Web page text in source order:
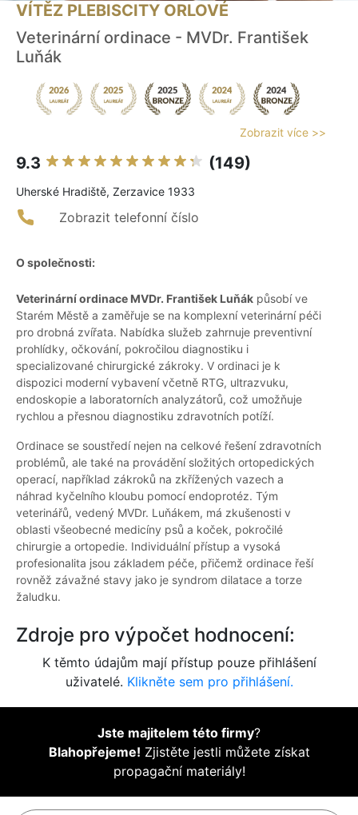
VÍTĚZ PLEBISCITY ORLOVÉ
Veterinární ordinace - MVDr. František
Luňák
Zobrazit více >>
9.3 (149)
Uherské Hradiště, Zerzavice 1933
Zobrazit telefonní číslo
O společnosti:
Veterinární ordinace MVDr. František Luňák působí ve
Starém Městě a zaměřuje se na komplexní veterinární péči
pro drobná zvířata. Nabídka služeb zahrnuje preventivní
prohlídky, očkování, pokročilou diagnostiku i
specializované chirurgické zákroky. V ordinaci je k
dispozici moderní vybavení včetně RTG, ultrazvuku,
endoskopie a laboratorních analyzátorů, což umožňuje
rychlou a přesnou diagnostiku zdravotních potíží.
Ordinace se soustředí nejen na celkové řešení zdravotních
problémů, ale také na provádění složitých ortopedických
operací, například zákroků na zkřížených vazech a
náhrad kyčelního kloubu pomocí endoprotéz. Tým
veterinářů, vedený MVDr. Luňákem, má zkušenosti v
oblasti všeobecné medicíny psů a koček, pokročilé
chirurgie a ortopedie. Individuální přístup a vysoká
profesionalita jsou základem péče, přičemž ordinace řeší
rovněž závažné stavy jako je syndrom dilatace a torze
žaludku.
Zdroje pro výpočet hodnocení:
K těmto údajům mají přístup pouze přihlášení
uživatelé. Klikněte sem pro přihlášení.
Jste majitelem této firmy?
Blahopřejeme! Zjistěte jestli můžete získat
propagační materiály!